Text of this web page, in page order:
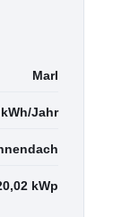
Marl
Jahr
kWp